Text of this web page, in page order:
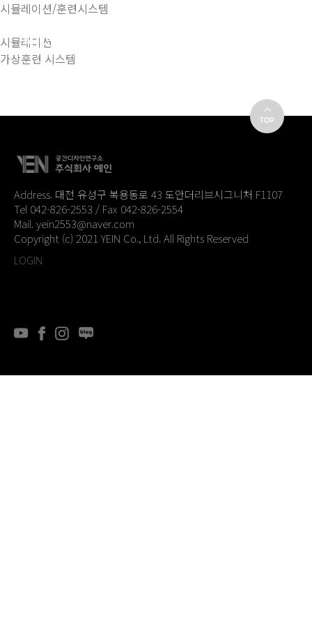
시뮬레이션/훈련시스템
시뮬레이션
가상훈련 시스템
Address. 대전 유성구 복용동로 43 도안더리브시그니처 F1107
Tel 042-826-2553 / Fax 042-826-2554
Mail. yein2553@naver.com
Copyright (c) 2021 YEIN Co., Ltd. All Rights Reserved
LOGIN